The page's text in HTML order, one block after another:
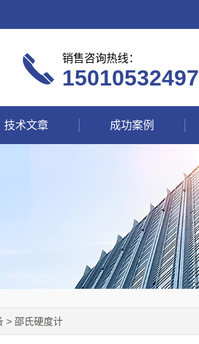
销售咨询热线：
15010532497
技术文章 成功案例
> 邵氏硬度计